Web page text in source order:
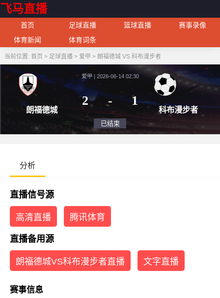
飞马直播
首页 足球直播 篮球直播
赛事录像
体育新闻
体育词条
当前位置: 首页 > 足球直播> 爱甲 > 朗福德城 VS 科布漫步者
朗福德城
爱甲 | 2026-06-14 02:30
2
科布
分析
直播信号源
高清直播 腾讯体育
直播备用源
朗福德城VS科布漫步者直播 文字直播
赛事信息